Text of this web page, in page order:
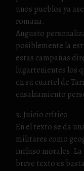
unos pueblos ya
romana.
Augusto
posiblemente la
estas campañas
lugartenientes los
en su cuartel de
ensalzamiento
5. Juicio crítico
En el texto se da
militares como
incluso morales.
breve texto es